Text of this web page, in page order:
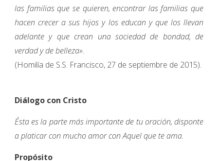
las familias que se quieren, encontrar las familias que
hacen crecer a sus hijos y los educan y que los llevan
adelante y que crean una sociedad de bondad, de
verdad y de belleza».
(Homilía de S.S. Francisco, 27 de septiembre de 2015).
Diálogo con Cristo
Ésta es la parte más importante de tu oración, disponte
a platicar con mucho amor con Aquel que te ama.
Propósito